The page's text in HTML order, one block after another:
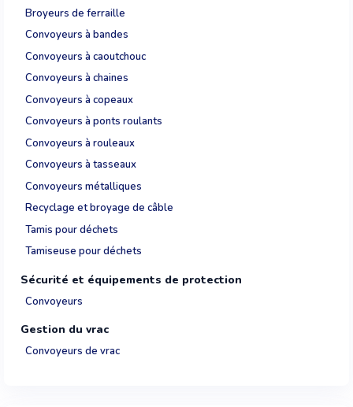
Broyeurs de ferraille
Convoyeurs à bandes
Convoyeurs à caoutchouc
Convoyeurs à chaines
Convoyeurs à copeaux
Convoyeurs à ponts roulants
Convoyeurs à rouleaux
Convoyeurs à tasseaux
Convoyeurs métalliques
Recyclage et broyage de câble
Tamis pour déchets
Tamiseuse pour déchets
Sécurité et équipements de protection
Convoyeurs
Gestion du vrac
Convoyeurs de vrac